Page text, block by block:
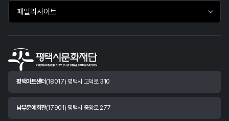
패밀리사이트 바로가기
평택아트센터 (18017) 평택시 고덕로 310
남부문예회관(17901) 평택시 중앙로 277